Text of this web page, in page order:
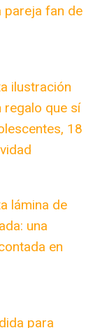
pareja fan de
ilustración
regalo que sí
18
lámina de
una
en
para